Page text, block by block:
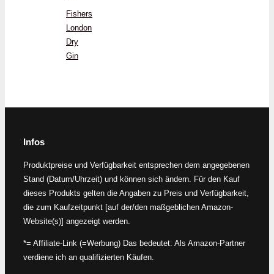
Fishers
London
Dry
Gin
Infos
Produktpreise und Verfügbarkeit entsprechen dem angegebenen
Stand (Datum/Uhrzeit) und können sich ändern. Für den Kauf
dieses Produkts gelten die Angaben zu Preis und Verfügbarkeit,
die zum Kaufzeitpunkt [auf der/den maßgeblichen Amazon-
Website(s)] angezeigt werden.
*= Affiliate-Link (=Werbung) Das bedeutet: Als Amazon-Partner
verdiene ich an qualifizierten Käufen.